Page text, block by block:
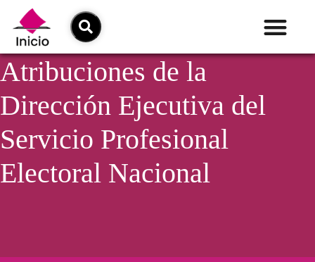
Atribuciones de la
Dirección Ejecutiva del
Servicio Profesional
Electoral Nacional